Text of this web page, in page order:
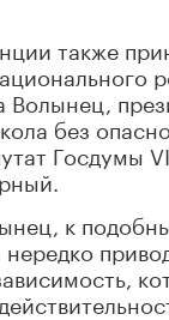
также
Волынец,
без
Госдумы
к